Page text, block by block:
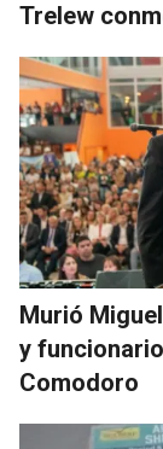
Trelew
Murió
y
Comodoro